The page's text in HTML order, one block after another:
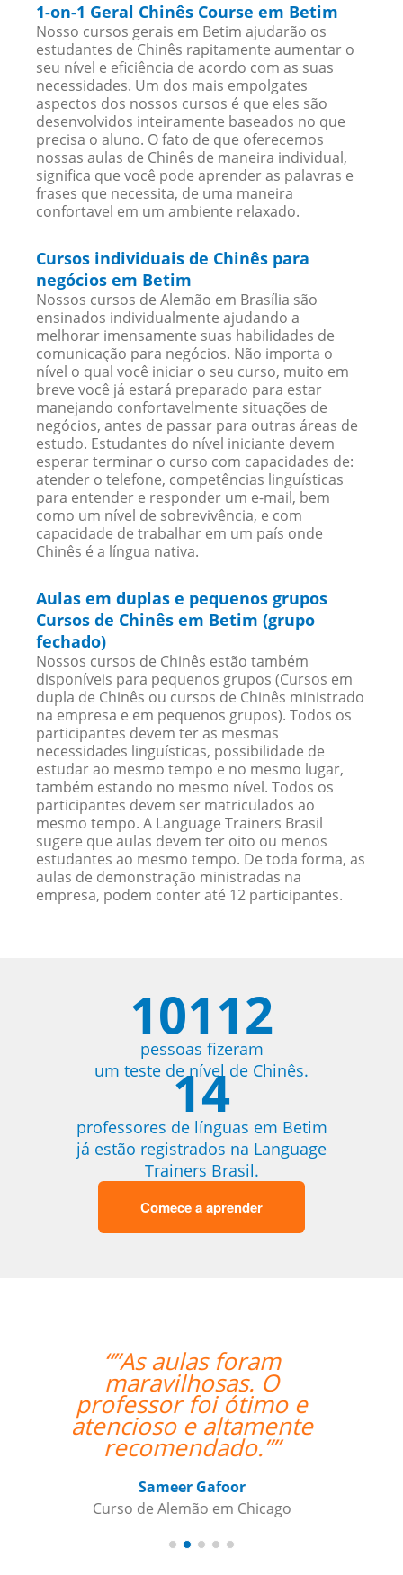
1-on-1 Geral Chinês Course em Betim
Nosso cursos gerais em Betim ajudarão os
estudantes de Chinês rapitamente aumentar o
seu nível e eficiência de acordo com as suas
necessidades. Um dos mais empolgates
aspectos dos nossos cursos é que eles são
desenvolvidos inteiramente baseados no que
precisa o aluno. O fato de que oferecemos
nossas aulas de Chinês de maneira individual,
significa que você pode aprender as palavras e
frases que necessita, de uma maneira
confortavel em um ambiente relaxado.
Cursos individuais de Chinês para
negócios em Betim
Nossos cursos de Alemão em Brasília são
ensinados individualmente ajudando a
melhorar imensamente suas habilidades de
comunicação para negócios. Não importa o
nível o qual você iniciar o seu curso, muito em
breve você já estará preparado para estar
manejando confortavelmente situações de
negócios, antes de passar para outras áreas de
estudo. Estudantes do nível iniciante devem
esperar terminar o curso com capacidades de:
atender o telefone, competências linguísticas
para entender e responder um e-mail, bem
como um nível de sobrevivência, e com
capacidade de trabalhar em um país onde
Chinês é a língua nativa.
Aulas em duplas e pequenos grupos
Cursos de Chinês em Betim (grupo
fechado)
Nossos cursos de Chinês estão também
disponíveis para pequenos grupos (Cursos em
dupla de Chinês ou cursos de Chinês ministrado
na empresa e em pequenos grupos). Todos os
participantes devem ter as mesmas
necessidades linguísticas, possibilidade de
estudar ao mesmo tempo e no mesmo lugar,
também estando no mesmo nível. Todos os
participantes devem ser matriculados ao
mesmo tempo. A Language Trainers Brasil
sugere que aulas devem ter oito ou menos
estudantes ao mesmo tempo. De toda forma, as
aulas de demonstração ministradas na
empresa, podem conter até 12 participantes.
10112
pessoas fizeram
um teste de nível de Chinês.
14
professores de línguas em Betim
já estão registrados na Language
Trainers Brasil.
Comece a aprender
“”Estou amando
minhas aulas de
italiano, muito
organizado o trabalho
de vcs””
Beatris Castro
Curso de Italiano em Santos